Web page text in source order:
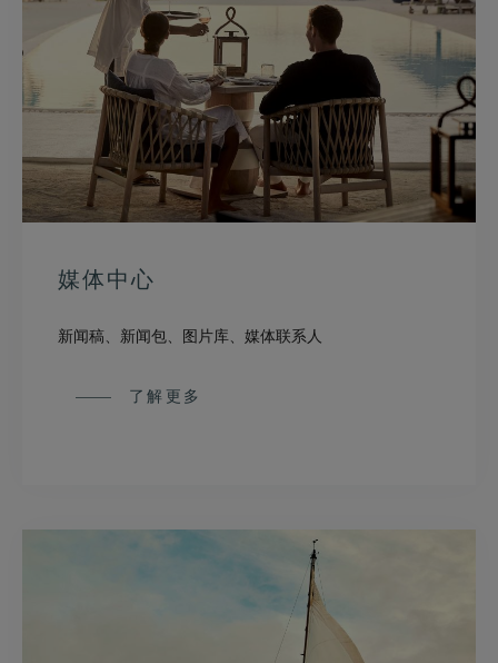
媒体中心
新闻稿、新闻包、图片库、媒体联系人
了解更多